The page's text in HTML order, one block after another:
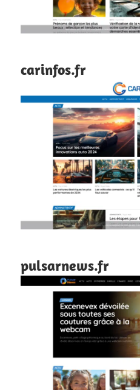
carinfos.fr
pulsarnews.fr